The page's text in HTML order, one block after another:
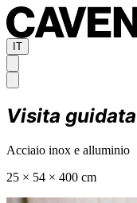
IT
Visita guidata
Acciaio inox e alluminio
25 × 54 × 400 cm